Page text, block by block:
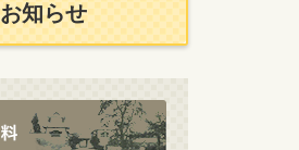
お知らせ